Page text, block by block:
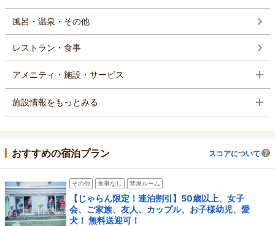
風呂・温泉・その他
レストラン・食事
アメニティ・施設・サービス
施設情報をもっとみる
おすすめの宿泊プラン スコアについて
その他 食事なし 禁煙ルーム
【じゃらん限定！連泊割引】50歳以上、女子
会、ご家族、友人、カップル、お子様幼児、愛
犬！ 無料送迎可！